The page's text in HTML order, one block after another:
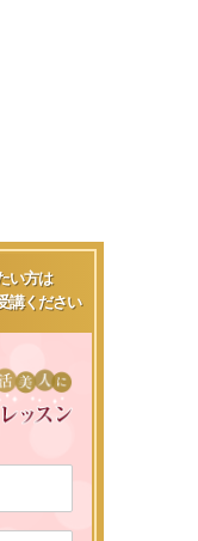
い方は
講ください